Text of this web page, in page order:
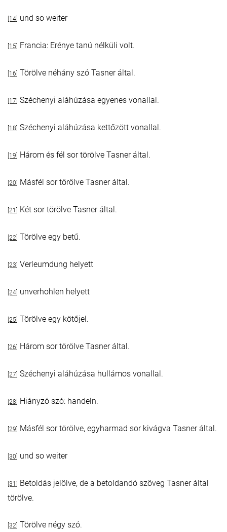
[14] und so weiter
[15] Francia: Erénye tanú nélküli volt.
[16] Törölve néhány szó Tasner által.
[17] Széchenyi aláhúzása egyenes vonallal.
[18] Széchenyi aláhúzása kettőzött vonallal.
[19] Három és fél sor törölve Tasner által.
[20] Másfél sor törölve Tasner által.
[21] Két sor törölve Tasner által.
[22] Törölve egy betű.
[23] Verleumdung helyett
[24] unverhohlen helyett
[25] Törölve egy kötőjel.
[26] Három sor törölve Tasner által.
[27] Széchenyi aláhúzása hullámos vonallal.
[28] Hiányzó szó: handeln.
[29] Másfél sor törölve, egyharmad sor kivágva Tasner által.
[30] und so weiter
[31] Betoldás jelölve, de a betoldandó szöveg Tasner által
törölve.
[32] Törölve négy szó.